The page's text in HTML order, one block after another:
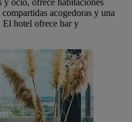
acogedoras y una
El hotel ofrece bar y